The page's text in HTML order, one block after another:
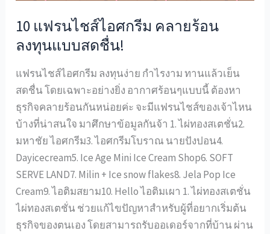
10 แฟรนไชส์ไอศกรีม คลายร้อน
ลงทุนแบบสดชื่น!
แฟรนไชส์ไอศกรีม ลงทุนง่าย กำไรงาม ทานแล้วเย็น
สดชื่น โดยเฉพาะอย่างยิ่ง อากาศร้อนๆแบบนี้ ต้องหา
ธุรกิจคลายร้อนกันหน่อยค่ะ จะมีแฟรนไชส์ของเจ้าไหน
บ้างที่น่าสนใจ มาศึกษาข้อมูลกันจ้า 1. ไผ่ทองสเตชั่น2.
มหาชัย ไอศกรีม3. ไอศกรีมโบราณ นายปังปอน4.
Dayicecream5. Ice Age Mini Ice Cream Shop6. SOFT
SERVE LAND7. Milin + Ice snow flakes8. Jela Pop Ice
Cream9. ไอติมสยาม10. Hello ไอติมเผา 1. ไผ่ทองสเตชั่น
ไผ่ทองสเตชั่น ช่วยแก้ไขปัญหาสำหรับผู้ที่อยากเริ่มต้น
ธุรกิจของตนเอง โดยสามารถรับออเดอร์จากที่บ้าน ผ่าน
สดชื่น!